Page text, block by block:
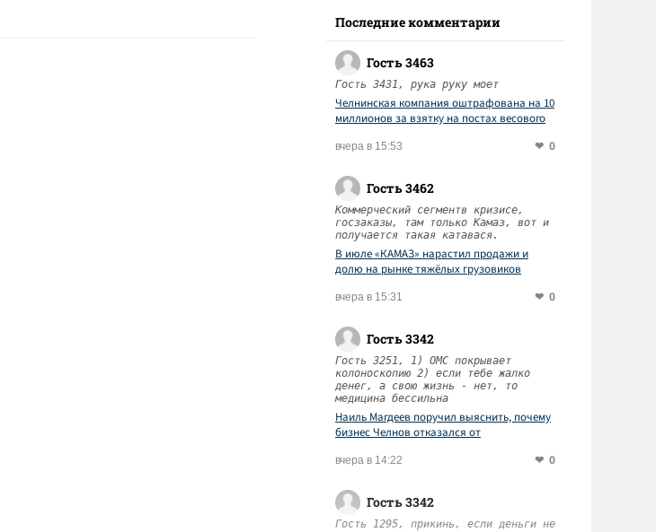
Последние комментарии
Гость 3463
Гость 3431, рука руку моет
Челнинская компания оштрафована на 10
миллионов за взятку на постах весового
вчера в 15:53 0
Гость 3462
Коммерческий сегментв кризисе,
госзаказы, там только Камаз, вот и
получается такая катавася.
В июле «КАМАЗ» нарастил продажи и
долю на рынке тяжёлых грузовиков
вчера в 15:31 0
Гость 3342
Гость 3251, 1) ОМС покрывает
колоноскопию 2) если тебе жалко
денег, а свою жизнь - нет, то
медицина бессильна
Наиль Магдеев поручил выяснить, почему
бизнес Челнов отказался от
вчера в 14:22 0
Гость 3342
Гость 1295, прикинь, если деньги не